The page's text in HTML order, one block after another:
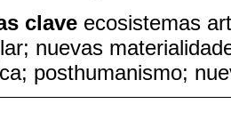
clave ecosistemas
nuevas
posthumanismo;